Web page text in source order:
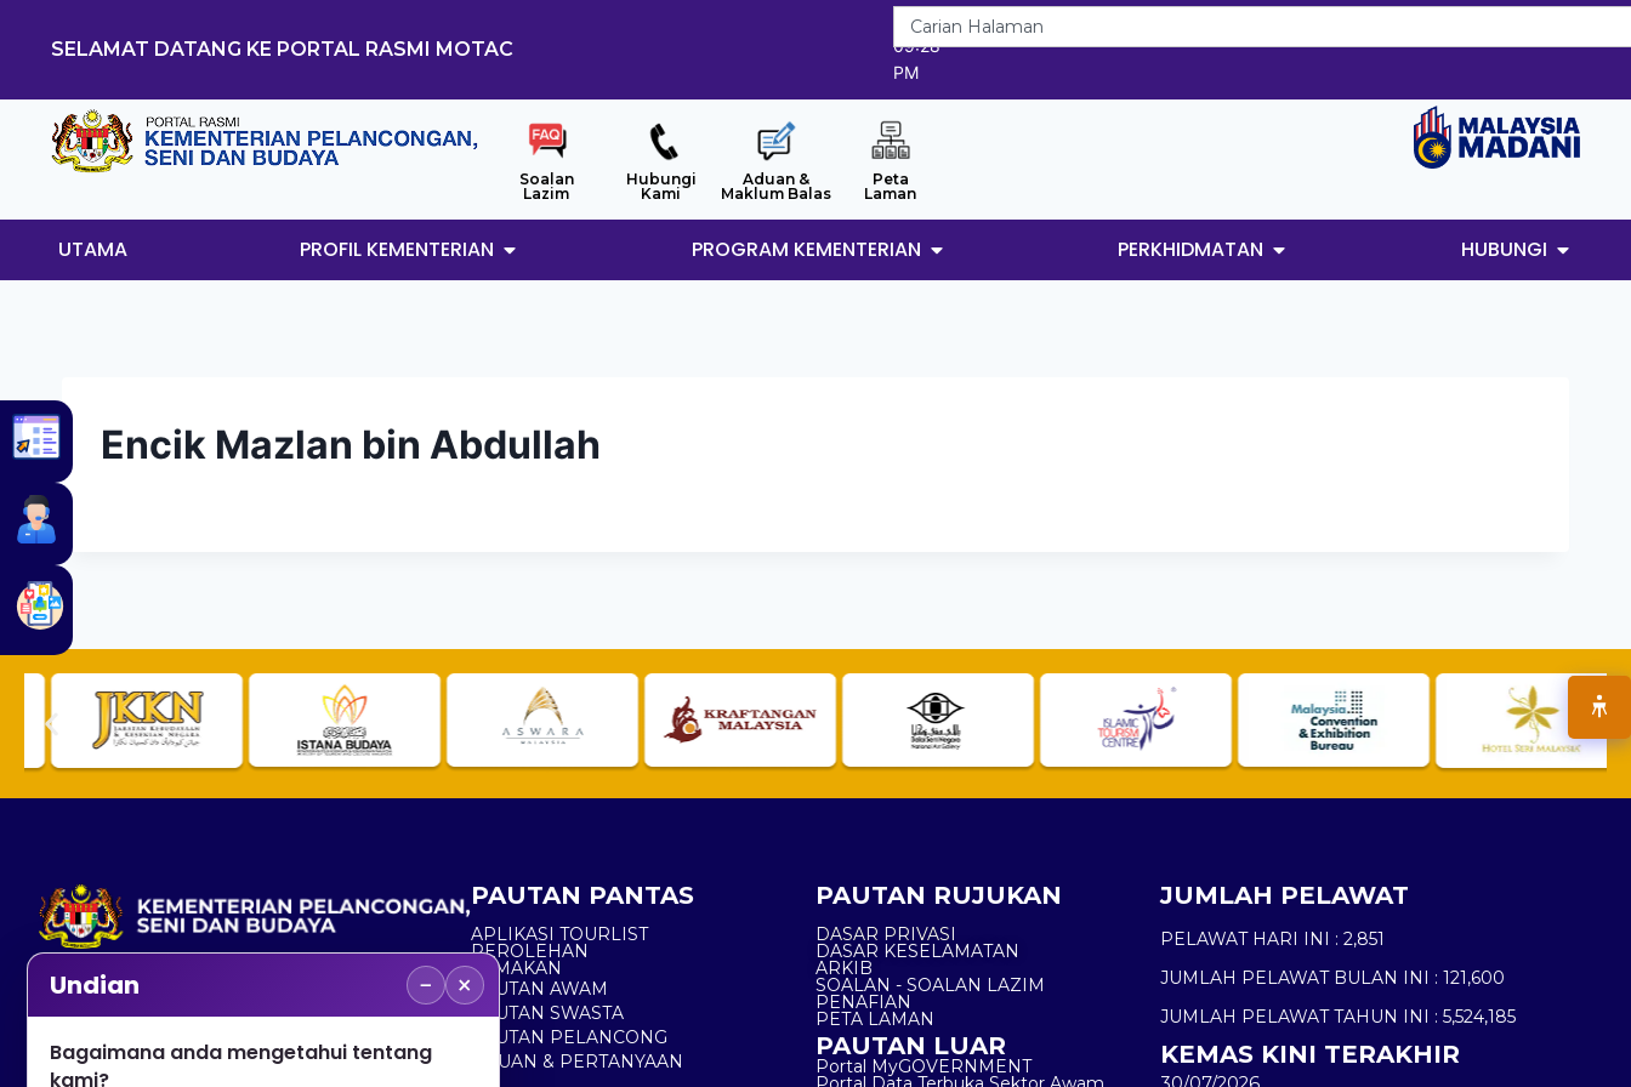
SELAMAT DATANG KE PORTAL RASMI MOTAC
7/8/2026
09:28
PM
Soalan
Lazim
Hubungi
Kami
Aduan &
Maklum Balas
Peta
Laman
UTAMA PROFIL KEMENTERIAN PROGRAM KEMENTERIAN PERKHIDMATAN HUBUNGI
Encik Mazlan bin Abdullah
No. 2, Menara 1, Jalan P5/6, Presint 5,
+603 8000 8000
PAUTAN PANTAS
APLIKASI TOURLIST
PEROLEHAN
SEMAKAN
PAUTAN AWAM
PAUTAN SWASTA
PAUTAN PELANCONG
ADUAN & PERTANYAAN
PAUTAN RUJUKAN
DASAR PRIVASI
DASAR KESELAMATAN
ARKIB
SOALAN - SOALAN LAZIM
PENAFIAN
PETA LAMAN
PAUTAN LUAR
Portal MyGOVERNMENT
JUMLAH PELAWAT
PELAWAT HARI INI : 2,851
JUMLAH PELAWAT BULAN INI : 121,600
JUMLAH PELAWAT TAHUN INI : 5,524,185
KEMAS KINI TERAKHIR
Undian − ×
Bagaimana anda mengetahui tentang
kami?